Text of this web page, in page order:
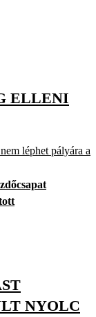
ELLENI
léphet pályára a
NYOLC